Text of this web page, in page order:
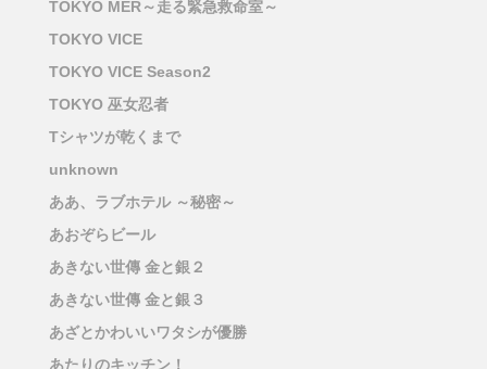
TOKYO MER～走る緊急救命室～
TOKYO VICE
TOKYO VICE Season2
TOKYO 巫女忍者
Tシャツが乾くまで
unknown
ああ、ラブホテル ～秘密～
あおぞらビール
あきない世傳 金と銀２
あきない世傳 金と銀３
あざとかわいいワタシが優勝
あたりのキッチン！